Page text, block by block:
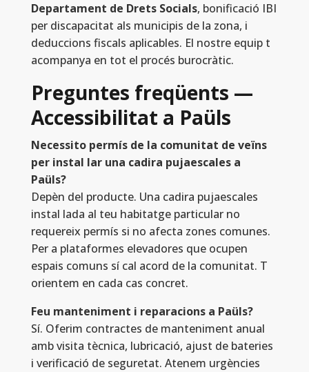
Departament de Drets Socials, bonificació IBI
per discapacitat als municipis de la zona, i
deduccions fiscals aplicables. El nostre equip t
acompanya en tot el procés burocràtic.
Preguntes freqüents —
Accessibilitat a Paüls
Necessito permís de la comunitat de veïns
per instal lar una cadira pujaescales a
Paüls?
Depèn del producte. Una cadira pujaescales
instal lada al teu habitatge particular no
requereix permís si no afecta zones comunes.
Per a plataformes elevadores que ocupen
espais comuns sí cal acord de la comunitat. T
orientem en cada cas concret.
Feu manteniment i reparacions a Paüls?
Sí. Oferim contractes de manteniment anual
amb visita tècnica, lubricació, ajust de bateries
i verificació de seguretat. Atenem urgències